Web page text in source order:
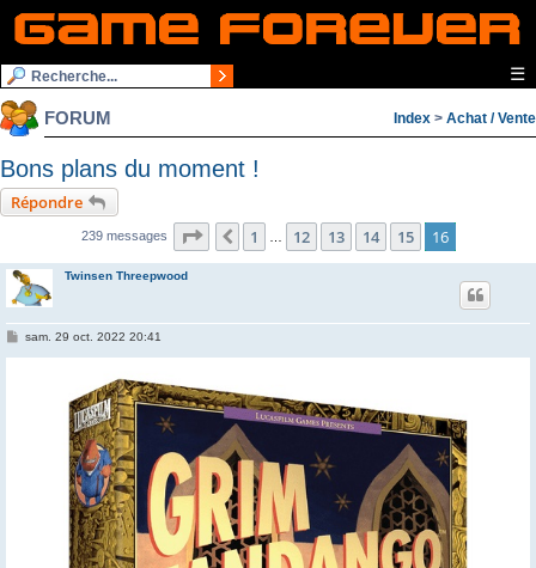
☰
FORUM Index > Achat / Vente
Bons plans du moment !
Répondre
239 messages Page 16 sur 16
Précédente
1 … 12 13 14 15 16
Twinsen Threepwood
Msam. 29 oct. 2022 20:41